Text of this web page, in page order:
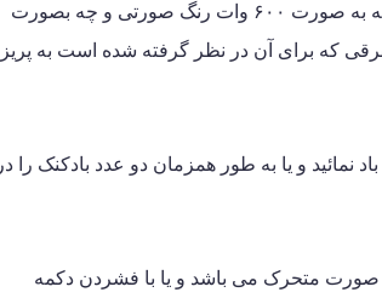
لازم به توضیح است که برای استفاده از پمپ باد برقی دو سوپاپه چه به صورت ۶۰۰ وات رنگ صورتی و چه بصورت
که برای آن در نظر گرفته شده است به پریز
نمائید و یا به طور همزمان دو عدد بادکنک را در
صورت متحرک می باشد و یا با فشردن دکمه